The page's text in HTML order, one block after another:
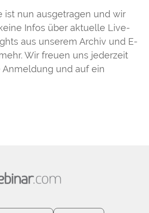
ist nun ausgetragen und wir
Infos über aktuelle Live-
aus unserem Archiv und E-
Wir freuen uns jederzeit
und auf ein